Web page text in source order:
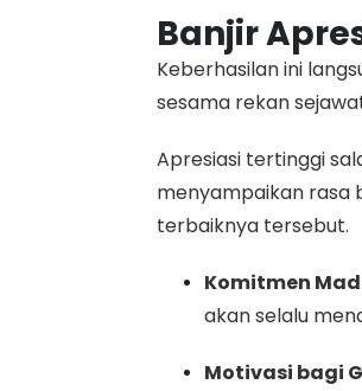
Banjir
Keberhasilan ini
sesama rekan
Apresiasi tertinggi
menyampaikan rasa
terbaiknya tersebut.
Komitmen
akan selalu
Motivasi bagi